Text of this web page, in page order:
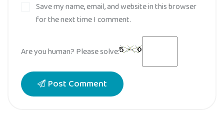
Save my name, email, and website in this browser
for the next time I comment.
Are you human? Please solve:
Post Comment